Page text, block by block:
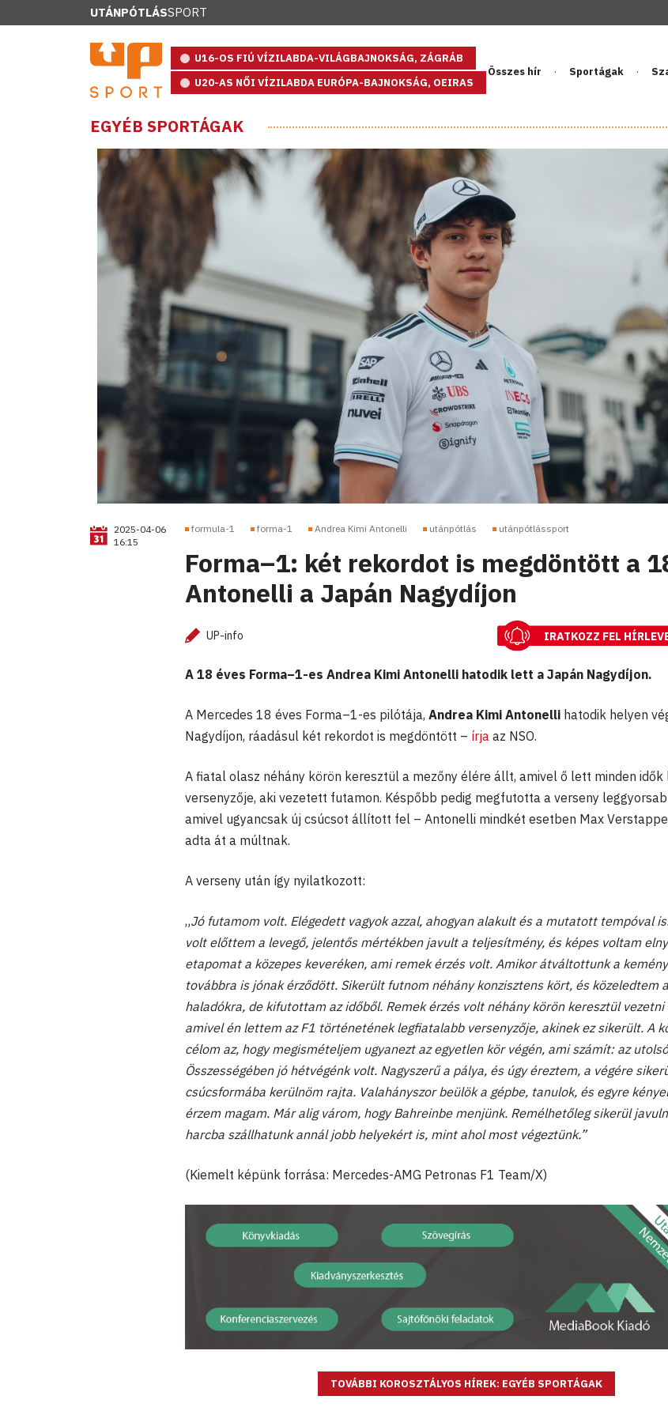
UTÁNPÓTLÁSSPORT
U16-OS FIÚ VÍZILABDA-VILÁGBAJNOKSÁG, ZÁGRÁB
U20-AS NŐI VÍZILABDA EURÓPA-BAJNOKSÁG, OEIRAS
Összes hír Sportágak
EGYÉB SPORTÁGAK
2025-04-06
16:15
formula-1 forma-1 Andrea Kimi Antonelli utánpótlás utánpótlássport
Forma–1: két rekordot is megdöntött a
Antonelli a Japán Nagydíjon
UP-info IRATKOZZ FEL
A 18 éves Forma–1-es Andrea Kimi Antonelli hatodik lett a Japán Nagydíjon.
A Mercedes 18 éves Forma–1-es pilótája, Andrea Kimi Antonelli hatodik helyen
Nagydíjon, ráadásul két rekordot is megdöntött – írja az NSO.
A fiatal olasz néhány körön keresztül a mezőny élére állt, amivel ő lett minden
versenyzője, aki vezetett futamon. Késpőbb pedig megfutotta a verseny
amivel ugyancsak új csúcsot állított fel – Antonelli mindkét esetben Max
adta át a múltnak.
A verseny után így nyilatkozott:
„Jó futamom volt. Elégedett vagyok azzal, ahogyan alakult és a mutatott tempóval
volt előttem a levegő, jelentős mértékben javult a teljesítmény, és képes voltam
etapomat a közepes keveréken, ami remek érzés volt. Amikor átváltottunk a
továbbra is jónak érződött. Sikerült futnom néhány konzisztens kört, és közeledtem
haladókra, de kifutottam az időből. Remek érzés volt néhány körön keresztül
amivel én lettem az F1 történetének legfiatalabb versenyzője, akinek ez sikerült. A
célom az, hogy megismételjem ugyanezt az egyetlen kör végén, ami számít: az
Összességében jó hétvégénk volt. Nagyszerű a pálya, és úgy éreztem, a végére
csúcsformába kerülnöm rajta. Valahányszor beülök a gépbe, tanulok, és egyre
érzem magam. Már alig várom, hogy Bahreinbe menjünk. Remélhetőleg sikerül
harcba szállhatunk annál jobb helyekért is, mint ahol most végeztünk.”
(Kiemelt képünk forrása: Mercedes-AMG Petronas F1 Team/X)
TOVÁBBI KOROSZTÁLYOS HÍREK: EGYÉB SPORTÁGAK